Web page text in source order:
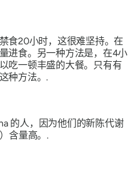
食20小时，这很难坚持。在
进食。另一种方法是，在4小
吃一顿丰盛的大餐。只有有
种方法。.
的人，因为他们的新陈代谢
含量高。.